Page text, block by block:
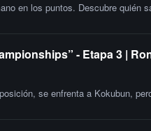
en los puntos. Descubre quién
- Etapa 3 |
se enfrenta a Kokubun,